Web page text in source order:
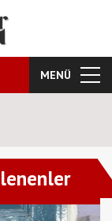
MENÜ
neden farklı?